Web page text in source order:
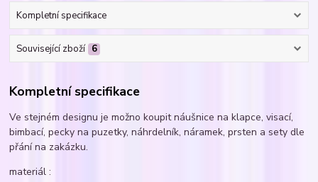
Kompletní specifikace
Související zboží 6
Kompletní specifikace
Ve stejném designu je možno koupit náušnice na klapce, visací,
bimbací, pecky na puzetky, náhrdelník, náramek, prsten a sety dle
přání na zakázku.
materiál :